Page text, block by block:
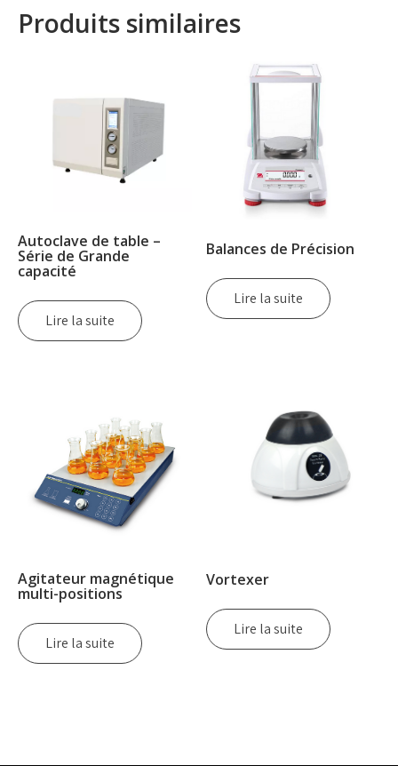
Produits similaires
Autoclave de table –
Série de Grande
capacité
Lire la suite
Balances de Précision
Lire la suite
Agitateur magnétique
multi-positions
Lire la suite
Vortexer
Lire la suite